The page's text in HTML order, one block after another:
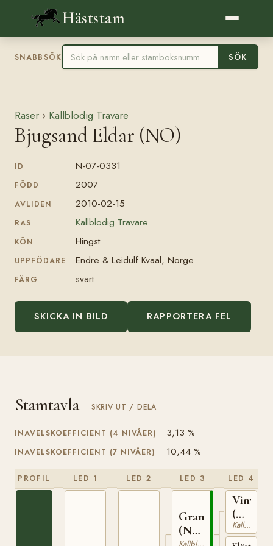
Häststam
SNABBSÖK SÖK
Raser › Kallblodig Travare
Bjugsand Eldar (NO)
ID N-07-0331
FÖDD 2007
AVLIDEN 2010-02-15
RAS Kallblodig Travare
KÖN Hingst
UPPFÖDARE Endre & Leidulf Kvaal, Norge
FÄRG svart
SKICKA IN BILD RAPPORTERA FEL
Stamtavla SKRIV UT / DELA
INAVELSKOEFFICIENT (4 NIVÅER) 3,13 %
INAVELSKOEFFICIENT (7 NIVÅER) 10,44 %
PROFIL LED 1 LED 2 LED 3
Granvar
(NO)
LED 4
Vinvar
(NO)
T-
230
Kallblodig Travare